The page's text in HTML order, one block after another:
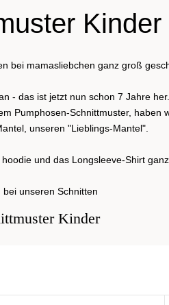
Kinder
bei mamasliebchen ganz groß
- das ist jetzt nun schon 7 Jahre
Pumphosen-Schnittmuster,
unseren "Lieblings-Mantel".
und das Longsleeve-Shirt
bei unseren Schnitten
Kinder